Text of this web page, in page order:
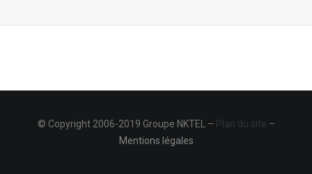
© Copyright 2006-2019 Groupe NKTEL – Plan du site –
Mentions légales